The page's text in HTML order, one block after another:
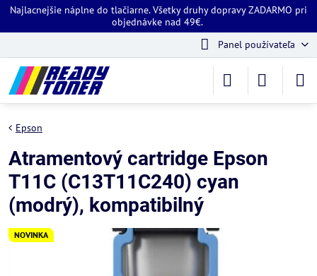
Najlacnejšie náplne do tlačiarne. Všetky druhy dopravy ZADARMO pri
objednávke nad 49€.
Panel používateľa
NOVINKA
Epson
Atramentový cartridge Epson
T11C (C13T11C240) cyan
(modrý), kompatibilný